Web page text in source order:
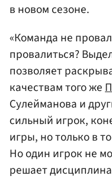
в новом сезоне.
«Команда не
провалиться?
позволяет
качествам того же
Сулейманова и
сильный игрок,
игры, но только в
Но один игрок не
решает